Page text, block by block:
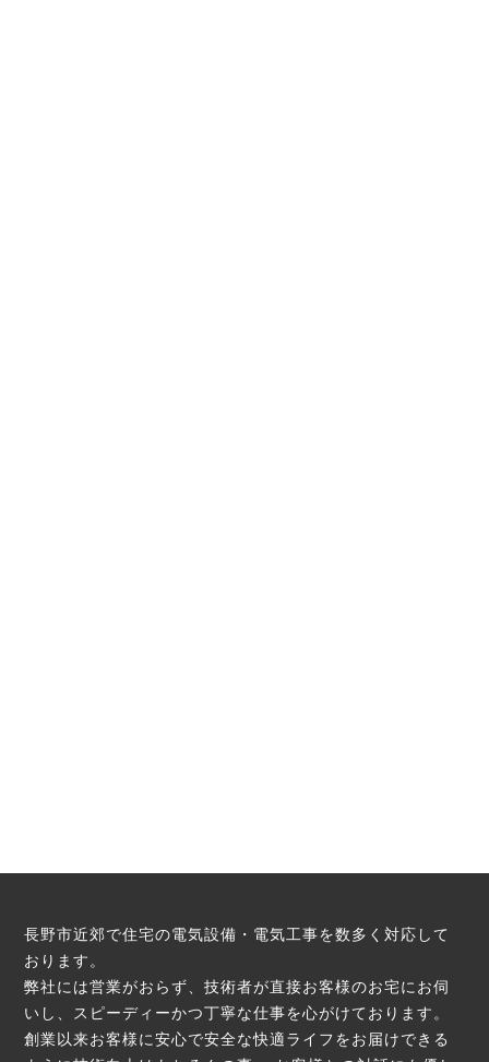
長野市近郊で住宅の電気設備・電気工事を数多く対応して
おります。
弊社には営業がおらず、技術者が直接お客様のお宅にお伺
いし、スピーディーかつ丁寧な仕事を心がけております。
創業以来お客様に安心で安全な快適ライフをお届けできる